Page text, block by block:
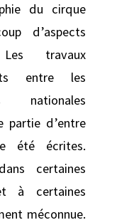
du cirque
d’aspects
travaux
entre les
nationales
partie d’entre
été écrites.
certaines
à certaines
méconnue.